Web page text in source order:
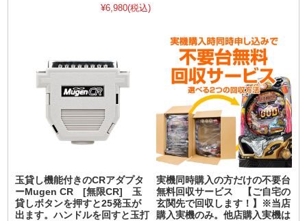
¥6,980(税込)
玉貸し機能付きのCRアダプタ
ーMugen CR [無限CR] 玉
貸しボタンを押すと25発玉が
出ます。ハンドルを回すと玉打
実機同時購入の方だけの不要台
無料回収サービス 【ご自宅の
玄関先で回収します！】※当店
購入実機のみ。他店購入実機は